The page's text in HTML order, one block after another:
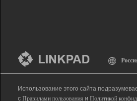
Использование этого сайта
с Правилами пользования и Политикой